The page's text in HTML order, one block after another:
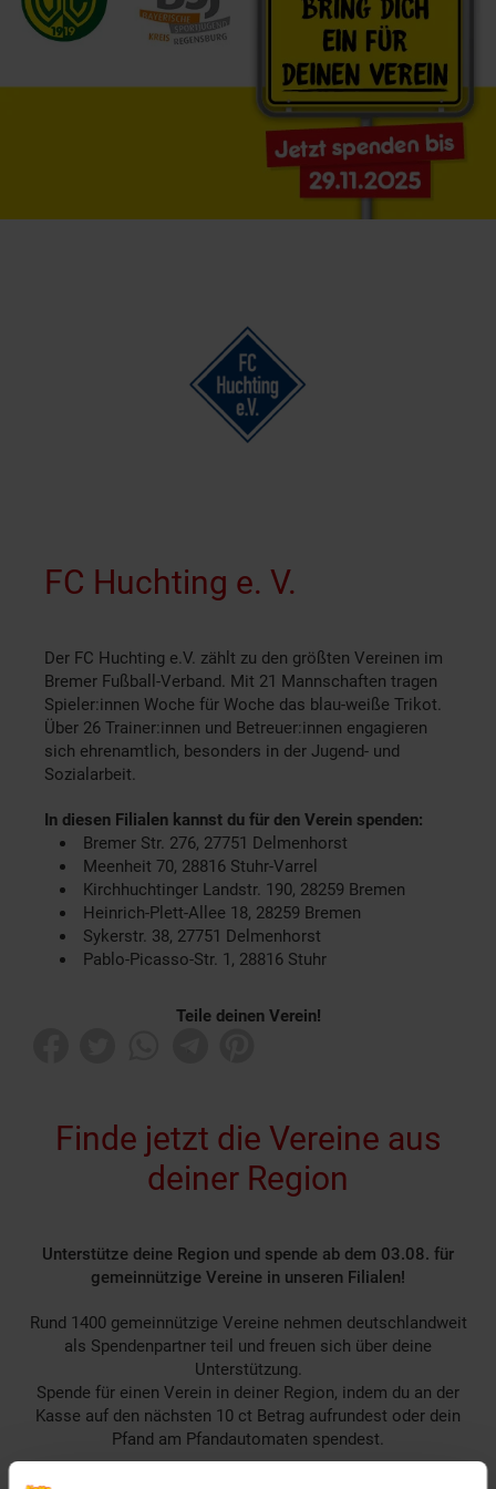
FC Huchting e. V.
Der FC Huchting e.V. zählt zu den größten Vereinen im
Bremer Fußball-Verband. Mit 21 Mannschaften tragen
Spieler:innen Woche für Woche das blau-weiße Trikot.
Über 26 Trainer:innen und Betreuer:innen engagieren
sich ehrenamtlich, besonders in der Jugend- und
Sozialarbeit.
In diesen Filialen kannst du für den Verein spenden:
Bremer Str. 276, 27751 Delmenhorst
Meenheit 70, 28816 Stuhr-Varrel
Kirchhuchtinger Landstr. 190, 28259 Bremen
Heinrich-Plett-Allee 18, 28259 Bremen
Sykerstr. 38, 27751 Delmenhorst
Pablo-Picasso-Str. 1, 28816 Stuhr
Teile deinen Verein!
Finde jetzt die Vereine aus
deiner Region
Unterstütze deine Region und spende ab dem 03.08. für
gemeinnützige Vereine in unseren Filialen!
Rund 1400 gemeinnützige Vereine nehmen deutschlandweit
als Spendenpartner teil und freuen sich über deine
Unterstützung.
Spende für einen Verein in deiner Region, indem du an der
Kasse auf den nächsten 10 ct Betrag aufrundest oder dein
Pfand am Pfandautomaten spendest.